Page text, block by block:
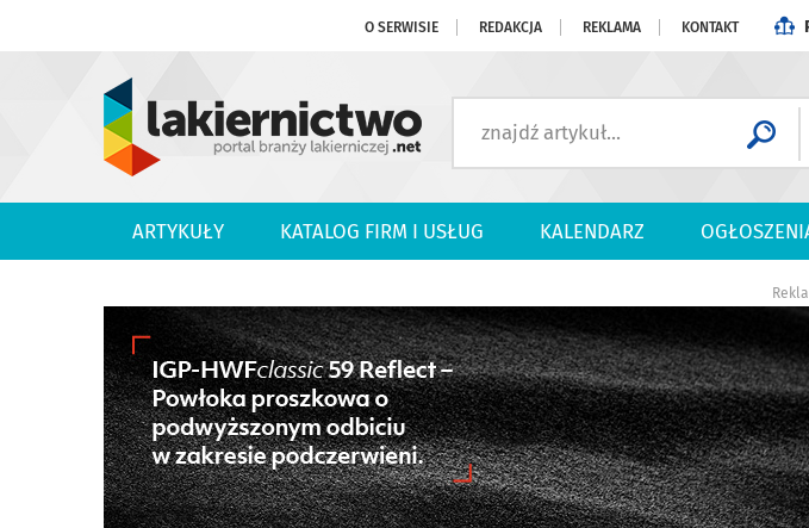
O SERWISIE REDAKCJA REKLAMA KONTAKT
ARTYKUŁY KATALOG FIRM I USŁUG KALENDARZ